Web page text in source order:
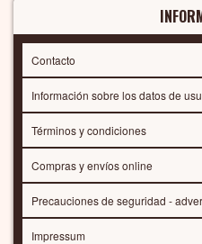
Contacto
Información sobre los datos de
Términos y condiciones
Compras y envíos online
Precauciones de seguridad -
Impressum